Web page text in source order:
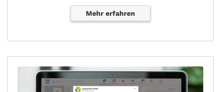
Mehr erfahren